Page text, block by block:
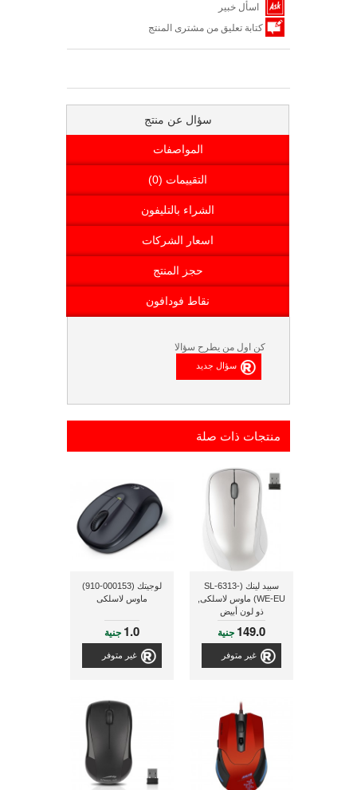
اسأل خبير
كتابة تعليق من مشترى المنتج
سؤال عن منتج
المواصفات
التقييمات (0)
الشراء بالتليفون
اسعار الشركات
حجز المنتج
نقاط فودافون
كن اول من يطرح سؤالا
منتجات ذات صلة
سبيد لينك (SL-6313-
WE-EU) ماوس لاسلكى,
ذو لون أبيض
149.0 جنية
غير متوفر
لوجيتك (000153-910)
ماوس لاسلكى
1.0 جنية
غير متوفر